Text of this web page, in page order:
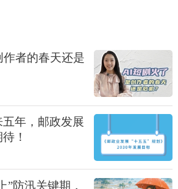
者的春天还是
五年，邮政发展
！
”防汛关键期，